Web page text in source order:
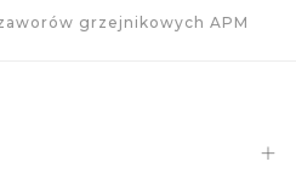
grzejnikowych APM